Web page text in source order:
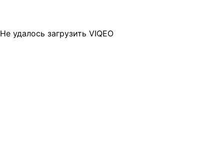
Не удалось загрузить VIQEO